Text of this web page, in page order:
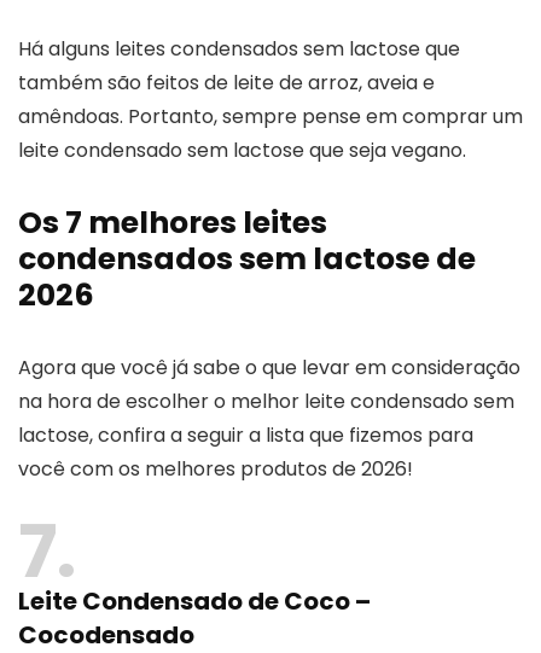
Há alguns leites condensados sem lactose que
também são feitos de leite de arroz, aveia e
amêndoas. Portanto, sempre pense em comprar um
leite condensado sem lactose que seja vegano.
Os 7 melhores leites
condensados sem lactose de
2026
Agora que você já sabe o que levar em consideração
na hora de escolher o melhor leite condensado sem
lactose, confira a seguir a lista que fizemos para
você com os melhores produtos de 2026!
7
Leite Condensado de Coco –
Cocodensado